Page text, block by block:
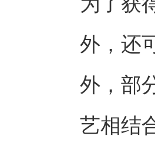
外，还
外，部
艺相结